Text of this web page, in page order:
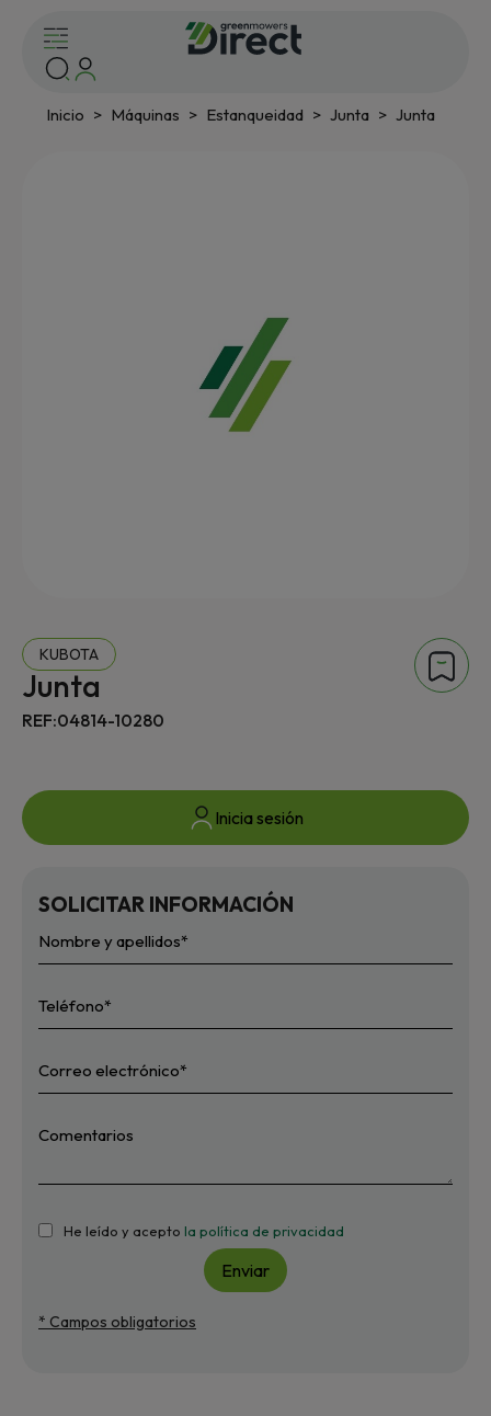
Inicio Máquinas Estanqueidad Junta Junta
KUBOTA
Junta
REF:04814-10280
Inicia sesión
SOLICITAR INFORMACIÓN
He leído y acepto la política de privacidad
Enviar
* Campos obligatorios